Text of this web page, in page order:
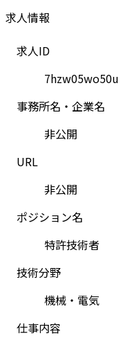
求人情報
求人ID
7hzw05wo50u
事務所名・企業名
非公開
URL
非公開
ポジション名
特許技術者
技術分野
機械・電気
仕事内容